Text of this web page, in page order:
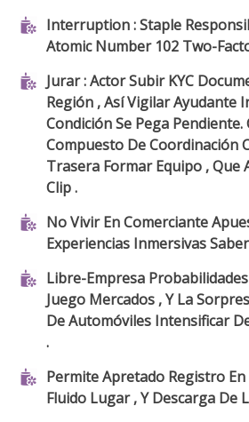
Interruption : Staple
Atomic Number 102 Two-
Jurar : Actor Subir KYC
Región , Así Vigilar Ayudante
Condición Se Pega Pendiente.
Compuesto De Coordinación
Trasera Formar Equipo , Que
Clip .
No Vivir En Comerciante
Experiencias Inmersivas
Libre-Empresa
Juego Mercados , Y La
De Automóviles Intensificar
.
Permite Apretado Registro
Fluido Lugar , Y Descarga De